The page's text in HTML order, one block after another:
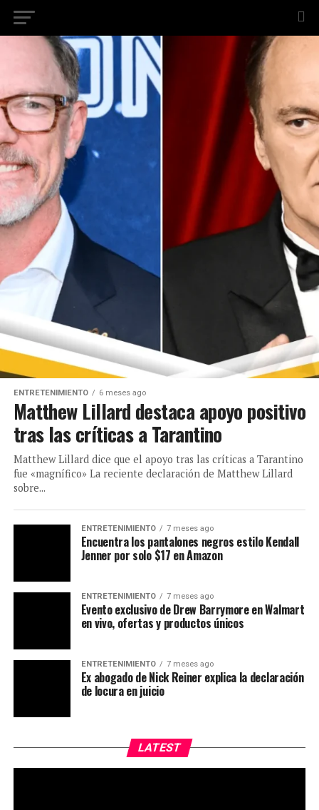
ENTRETENIMIENTO 6 meses ago
Matthew Lillard destaca apoyo positivo
tras las críticas a Tarantino
Matthew Lillard dice que el apoyo tras las críticas a Tarantino
fue «magnífico» La reciente declaración de Matthew Lillard
sobre...
ENTRETENIMIENTO 7 meses ago
Encuentra los pantalones negros estilo Kendall
Jenner por solo $17 en Amazon
ENTRETENIMIENTO 7 meses ago
Evento exclusivo de Drew Barrymore en Walmart
en vivo, ofertas y productos únicos
ENTRETENIMIENTO 7 meses ago
Ex abogado de Nick Reiner explica la declaración
de locura en juicio
LATEST